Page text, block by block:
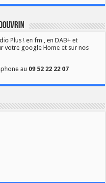
Plus ! en fm , en DAB+ et
votre google Home et sur nos
au 09 52 22 22 07